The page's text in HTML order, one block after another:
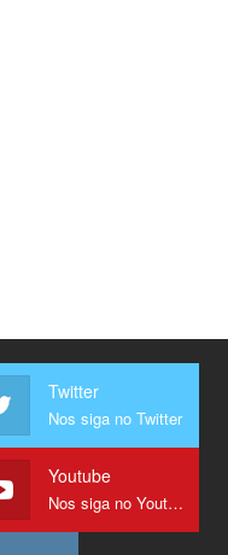
Twitter
Nos siga no Twitter
Youtube
Nos siga no Youtube